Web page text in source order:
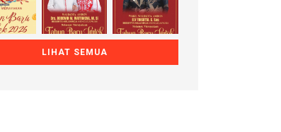
LIHAT SEMUA